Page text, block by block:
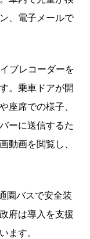
、電子メールで
ブレコーダーを
。乗車ドアが開
座席での様子、
ーに送信するた
動画を閲覧し、
園バスで安全装
府は導入を支援
ます。